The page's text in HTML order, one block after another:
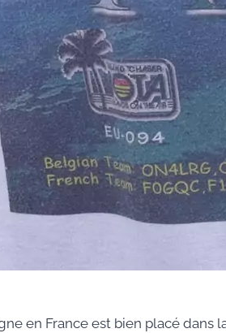
en France est bien placé dans